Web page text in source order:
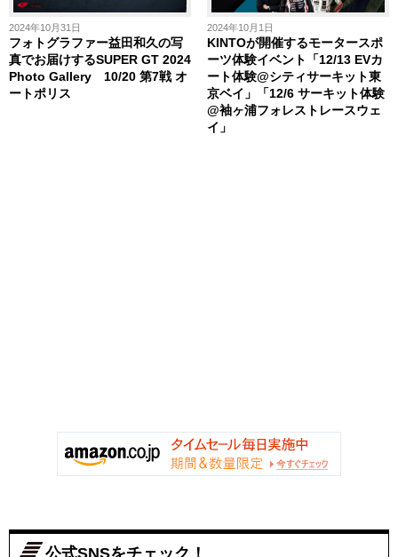
2024年10月31日
フォトグラファー益田和久の写
真でお届けするSUPER GT 2024
Photo Gallery 10/20 第7戦 オ
ートポリス
2024年10月1日
KINTOが開催するモータースポ
ーツ体験イベント「12/13 EVカ
ート体験@シティサーキット東
京ベイ」「12/6 サーキット体験
@袖ヶ浦フォレストレースウェ
イ」
公式SNSをチェック！